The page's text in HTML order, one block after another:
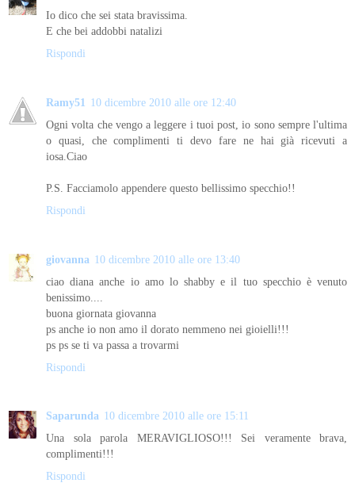
Io dico che sei stata bravissima.
E che bei addobbi natalizi
Rispondi
Ramy51 10 dicembre 2010 alle ore 12:40
Ogni volta che vengo a leggere i tuoi post, io sono sempre l'ultima
o quasi, che complimenti ti devo fare ne hai già ricevuti a
iosa.Ciao
P.S. Facciamolo appendere questo bellissimo specchio!!
Rispondi
giovanna 10 dicembre 2010 alle ore 13:40
ciao diana anche io amo lo shabby e il tuo specchio è venuto
benissimo....
buona giornata giovanna
ps anche io non amo il dorato nemmeno nei gioielli!!!
ps ps se ti va passa a trovarmi
Rispondi
Saparunda 10 dicembre 2010 alle ore 15:11
Una sola parola MERAVIGLIOSO!!! Sei veramente brava,
complimenti!!!
Rispondi